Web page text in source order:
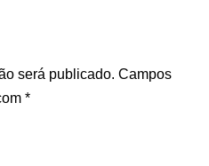
será publicado. Campos
*